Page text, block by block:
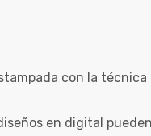
con la
en digital